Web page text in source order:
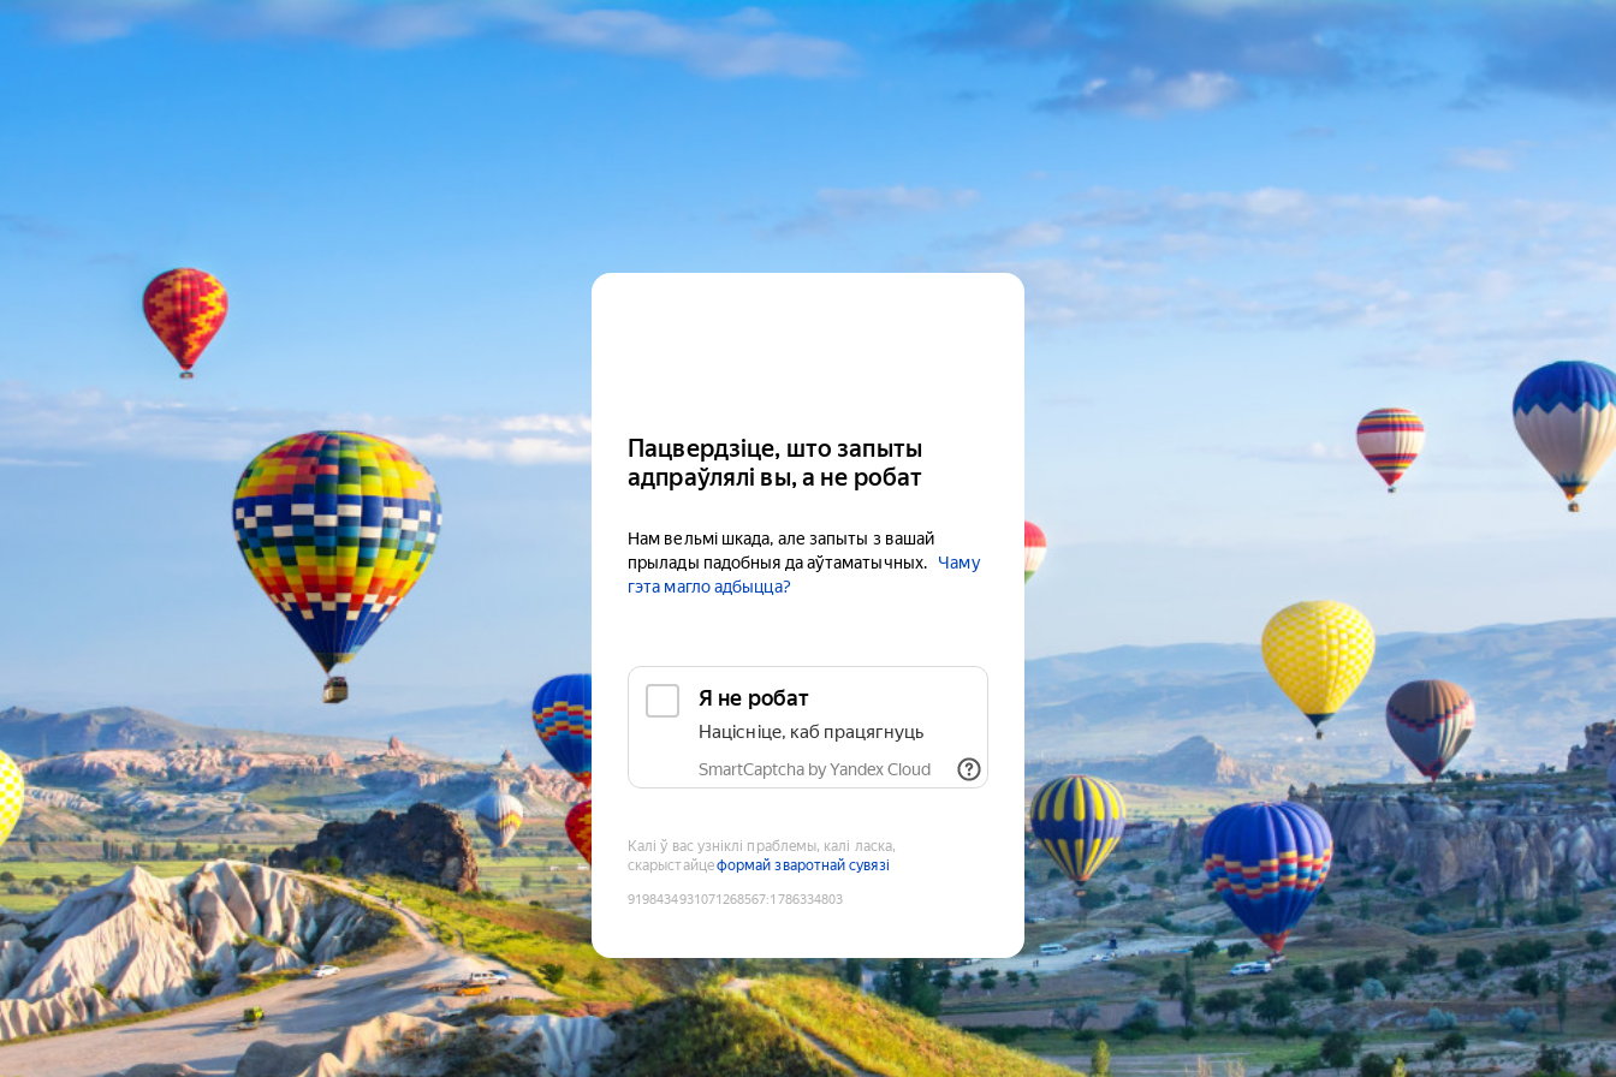
Пацвердзіце, што запыты
адпраўлялі вы, а не робат
Нам вельмі шкада, але запыты з вашай
прылады падобныя да аўтаматычных.
Чаму
гэта магло адбыцца?
Я не робат
Націсніце, каб працягнуць
SmartCaptcha by Yandex Cloud
Калі ў вас узніклі праблемы, калі ласка,
скарыстайцеформай зваротнай сувязі
9198434931071268567:1786334803